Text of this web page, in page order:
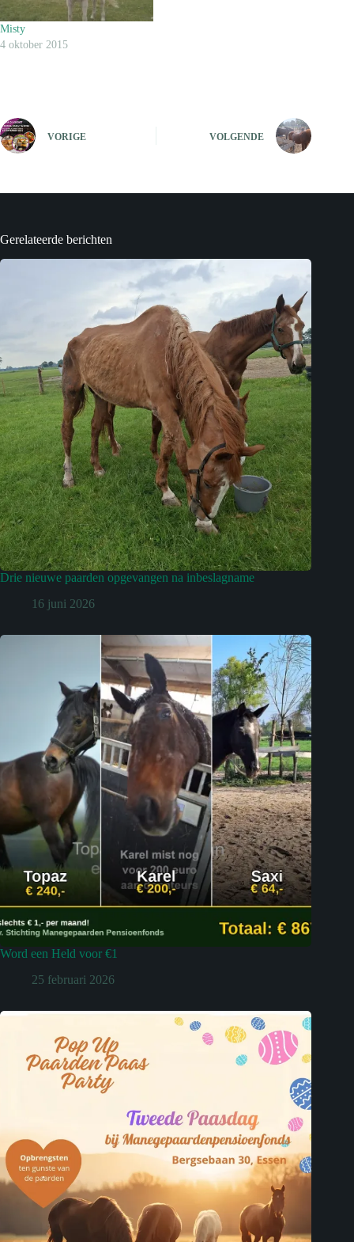
Misty
4 oktober 2015
VORIGE VOLGENDE
Gerelateerde berichten
Drie nieuwe paarden opgevangen na inbeslagname
16 juni 2026
Word een Held voor €1
25 februari 2026